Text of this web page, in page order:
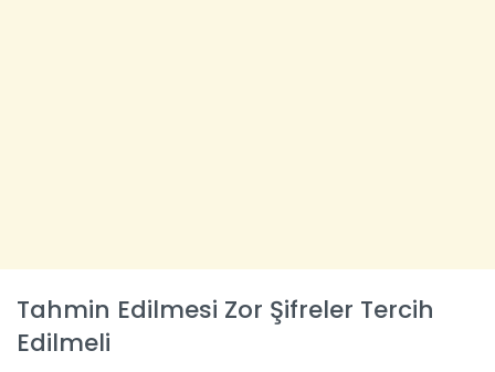
Tahmin Edilmesi Zor Şifreler Tercih
Edilmeli